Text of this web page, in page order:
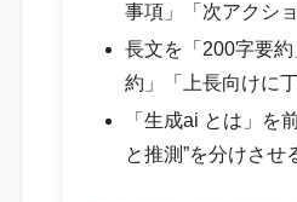
事項」「次アクシ
長文を「200字要
約」「上長向けに
「生成ai とは」を
と推測”を分けさせ